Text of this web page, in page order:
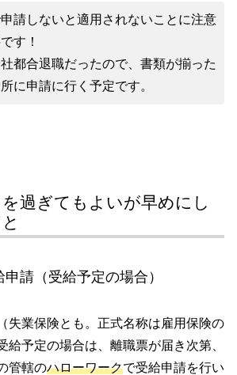
請しないと適用されないことに注意
す！
都合退職だったので、書類が揃った
に申請に行く予定です。
過ぎてもよいが早めにし
請（受給予定の場合）
失業保険とも。正式名称は雇用保険の
給予定の場合は、離職票が届き次第、
管轄のハローワークで受給申請を行い